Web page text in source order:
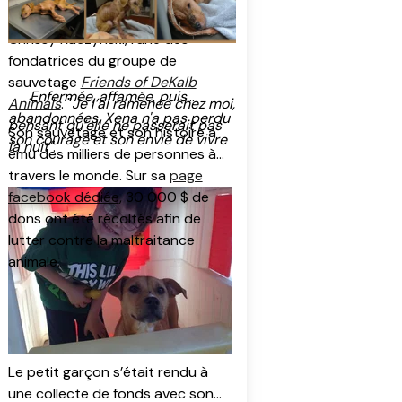
chienne amaigrie, squelettique, ses
heures étaient comptées.
quand il a été découvert» confie
Chrissy Kaczynski, l’une des
fondatrices du groupe de
sauvetage Friends of DeKalb
Animals. "Je l’ai ramenée chez moi,
pensant qu’elle ne passerait pas
la nuit".
Enfermée, affamée, puis
abandonnées, Xena n'a pas perdu
son courage et son envie de vivre
Son sauvetage et son histoire a
ému des milliers de personnes à
travers le monde. Sur sapage
facebook dédiée, 30 000 $ de
dons ont été récoltés afin de
lutter contre la maltraitance
animale.
Le petit garçon s’était rendu à
une collecte de fonds avec son